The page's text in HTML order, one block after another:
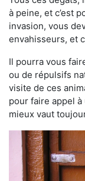
à peine, et c’est
invasion, vous
envahisseurs, et
Il pourra vous
ou de répulsifs
visite de ces
pour faire appel
mieux vaut